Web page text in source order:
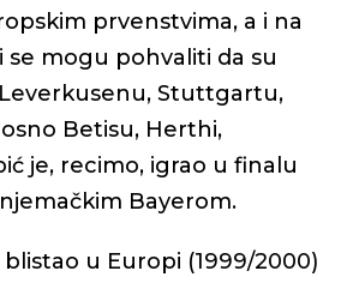
prvenstvima, a i na
se mogu pohvaliti da su
Stuttgartu,
Betisu, Herthi,
je, recimo, igrao u finalu
Bayerom.
blistao u Europi (1999/2000)